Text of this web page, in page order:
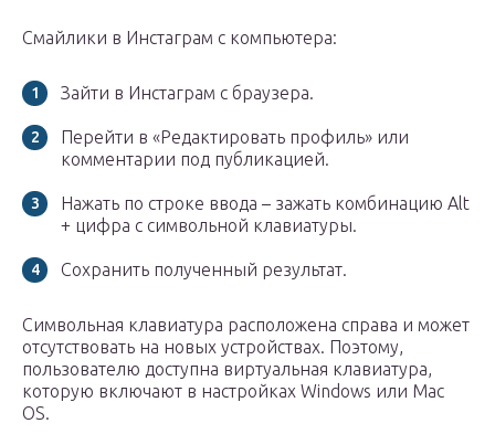
Смайлики в Инстаграм с компьютера:
Зайти в Инстаграм с браузера.
Перейти в «Редактировать профиль» или
комментарии под публикацией.
Нажать по строке ввода – зажать комбинацию Alt
+ цифра с символьной клавиатуры.
Сохранить полученный результат.
Символьная клавиатура расположена справа и может
отсутствовать на новых устройствах. Поэтому,
пользователю доступна виртуальная клавиатура,
которую включают в настройках Windows или Mac
OS.